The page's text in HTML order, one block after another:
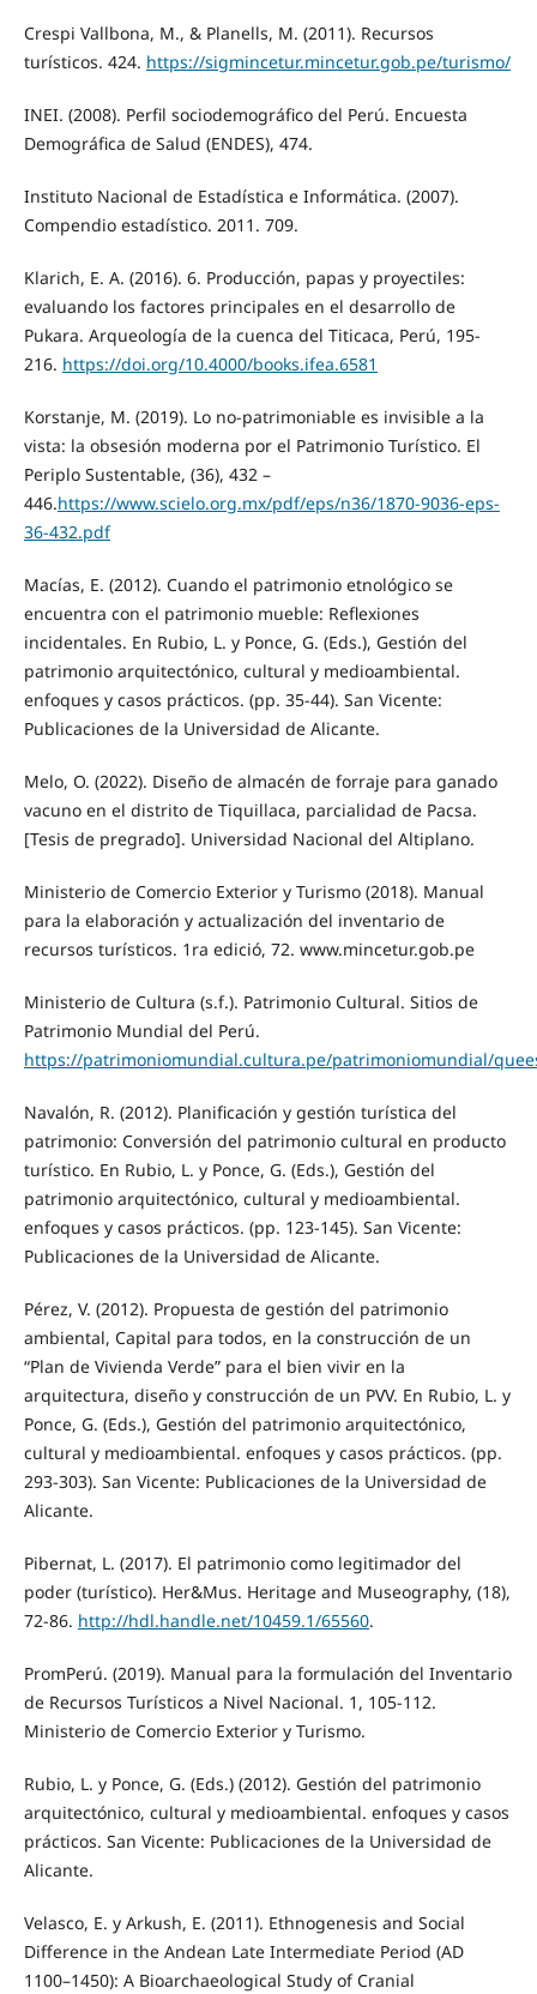
Crespi Vallbona, M., & Planells, M. (2011). Recursos
turísticos. 424. https://sigmincetur.mincetur.gob.pe/turismo/
INEI. (2008). Perfil sociodemográfico del Perú. Encuesta
Demográfica de Salud (ENDES), 474.
Instituto Nacional de Estadística e Informática. (2007).
Compendio estadístico. 2011. 709.
Klarich, E. A. (2016). 6. Producción, papas y proyectiles:
evaluando los factores principales en el desarrollo de
Pukara. Arqueología de la cuenca del Titicaca, Perú, 195-
216. https://doi.org/10.4000/books.ifea.6581
Korstanje, M. (2019). Lo no-patrimoniable es invisible a la
vista: la obsesión moderna por el Patrimonio Turístico. El
Periplo Sustentable, (36), 432 –
446.https://www.scielo.org.mx/pdf/eps/n36/1870-9036-eps-
36-432.pdf
Macías, E. (2012). Cuando el patrimonio etnológico se
encuentra con el patrimonio mueble: Reflexiones
incidentales. En Rubio, L. y Ponce, G. (Eds.), Gestión del
patrimonio arquitectónico, cultural y medioambiental.
enfoques y casos prácticos. (pp. 35-44). San Vicente:
Publicaciones de la Universidad de Alicante.
Melo, O. (2022). Diseño de almacén de forraje para ganado
vacuno en el distrito de Tiquillaca, parcialidad de Pacsa.
[Tesis de pregrado]. Universidad Nacional del Altiplano.
Ministerio de Comercio Exterior y Turismo (2018). Manual
para la elaboración y actualización del inventario de
recursos turísticos. 1ra edició, 72. www.mincetur.gob.pe
Ministerio de Cultura (s.f.). Patrimonio Cultural. Sitios de
Patrimonio Mundial del Perú.
https://patrimoniomundial.cultura.pe/patrimoniomundial/
Navalón, R. (2012). Planificación y gestión turística del
patrimonio: Conversión del patrimonio cultural en producto
turístico. En Rubio, L. y Ponce, G. (Eds.), Gestión del
patrimonio arquitectónico, cultural y medioambiental.
enfoques y casos prácticos. (pp. 123-145). San Vicente:
Publicaciones de la Universidad de Alicante.
Pérez, V. (2012). Propuesta de gestión del patrimonio
ambiental, Capital para todos, en la construcción de un
“Plan de Vivienda Verde” para el bien vivir en la
arquitectura, diseño y construcción de un PVV. En Rubio, L. y
Ponce, G. (Eds.), Gestión del patrimonio arquitectónico,
cultural y medioambiental. enfoques y casos prácticos. (pp.
293-303). San Vicente: Publicaciones de la Universidad de
Alicante.
Pibernat, L. (2017). El patrimonio como legitimador del
poder (turístico). Her&Mus. Heritage and Museography, (18),
72-86. http://hdl.handle.net/10459.1/65560.
PromPerú. (2019). Manual para la formulación del Inventario
de Recursos Turísticos a Nivel Nacional. 1, 105-112.
Ministerio de Comercio Exterior y Turismo.
Rubio, L. y Ponce, G. (Eds.) (2012). Gestión del patrimonio
arquitectónico, cultural y medioambiental. enfoques y casos
prácticos. San Vicente: Publicaciones de la Universidad de
Alicante.
Velasco, E. y Arkush, E. (2011). Ethnogenesis and Social
Difference in the Andean Late Intermediate Period (AD
1100–1450): A Bioarchaeological Study of Cranial